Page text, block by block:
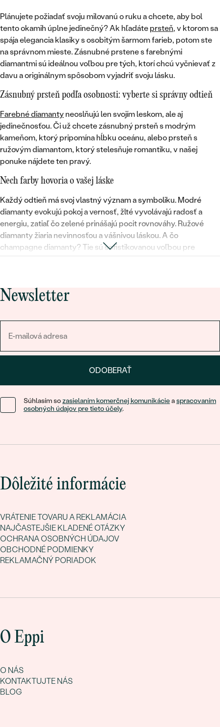
Plánujete požiadať svoju milovanú o ruku a chcete, aby bol
tento okamih úplne jedinečný? Ak hľadáte prsteň, v ktorom sa
spája elegancia klasiky s osobitým šarmom farieb, potom ste
na správnom mieste. Zásnubné prstene s farebnými
diamantmi sú ideálnou voľbou pre tých, ktorí chcú vyčnievať z
davu a originálnym spôsobom vyjadriť svoju lásku.
Zásnubný prsteň podľa osobnosti: vyberte si správny odtieň
Farebné diamanty neoslňujú len svojím leskom, ale aj
jedinečnosťou. Či už chcete zásnubný prsteň s modrým
kameňom, ktorý pripomína hĺbku oceánu, alebo prsteň s
ružovým diamantom, ktorý stelesňuje romantiku, v našej
ponuke nájdete ten pravý.
Nech farby hovoria o vašej láske
Každý odtieň má svoj vlastný význam a symboliku. Modré
diamanty evokujú pokoj a vernosť, žlté vyvolávajú radosť a
energiu, zatiaľ čo zelené prinášajú pocit rovnováhy. Ružové
diamanty žiaria nevinnosťou a vášnivou láskou. A čo
champagne diamanty? Tie sú sofistikovanou voľbou pre
milovníkov nadčasovej elegancie. Vyberte sidiamantový
Luxus na dosah ruky: rôzne abrazíva a drahé kovy
Naše zásnubné prstene s farebnými diamantmi sú k dispozícii v
rôznych prevedeniach
si môžete z luxusného bieleho, žltého alebo ružového zlata,
alebo prestížnej platiny, ktorá zaručí prsteňu dlhú životnosť a
Vybočte z tradičnej formy a dodajte svojmu zásnubnému
prsteňu farebný nádych. Vyberte si z našej kolekcie
Newsletter
ODOBERAŤ
Súhlasím sozasielaním komerčnej komunikácieaspracovaním
osobných údajov pre tieto účely.
Dôležité informácie
VRÁTENIE TOVARU A REKLAMÁCIA
NAJČASTEJŠIE KLADENÉ OTÁZKY
OCHRANA OSOBNÝCH ÚDAJOV
OBCHODNÉ PODMIENKY
REKLAMAČNÝ PORIADOK
O Eppi
O NÁS
KONTAKTUJTE NÁS
BLOG